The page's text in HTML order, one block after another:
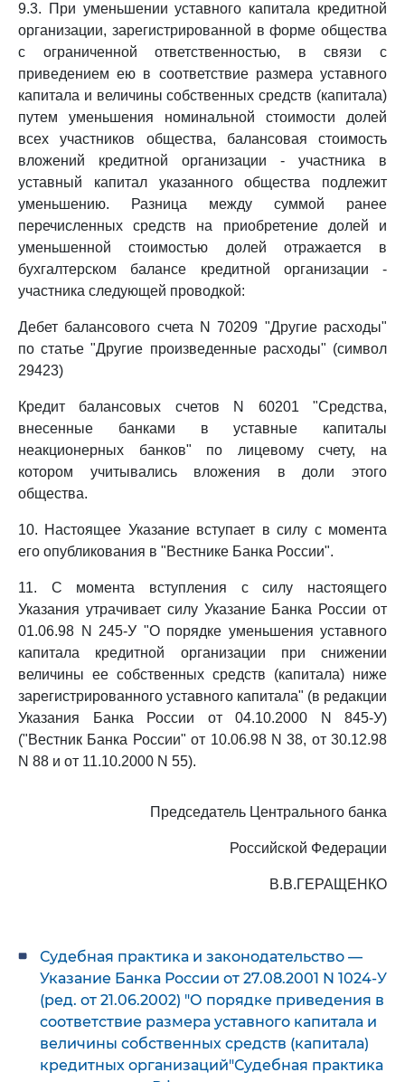
9.3. При уменьшении уставного капитала кредитной
организации, зарегистрированной в форме общества
с ограниченной ответственностью, в связи с
приведением ею в соответствие размера уставного
капитала и величины собственных средств (капитала)
путем уменьшения номинальной стоимости долей
всех участников общества, балансовая стоимость
вложений кредитной организации - участника в
уставный капитал указанного общества подлежит
уменьшению. Разница между суммой ранее
перечисленных средств на приобретение долей и
уменьшенной стоимостью долей отражается в
бухгалтерском балансе кредитной организации -
участника следующей проводкой:
Дебет балансового счета N 70209 "Другие расходы"
по статье "Другие произведенные расходы" (символ
29423)
Кредит балансовых счетов N 60201 "Средства,
внесенные банками в уставные капиталы
неакционерных банков" по лицевому счету, на
котором учитывались вложения в доли этого
общества.
10. Настоящее Указание вступает в силу с момента
его опубликования в "Вестнике Банка России".
11. С момента вступления с силу настоящего
Указания утрачивает силу Указание Банка России от
01.06.98 N 245-У "О порядке уменьшения уставного
капитала кредитной организации при снижении
величины ее собственных средств (капитала) ниже
зарегистрированного уставного капитала" (в редакции
Указания Банка России от 04.10.2000 N 845-У)
("Вестник Банка России" от 10.06.98 N 38, от 30.12.98
N 88 и от 11.10.2000 N 55).
Председатель Центрального банка
Российской Федерации
В.В.ГЕРАЩЕНКО
Судебная практика и законодательство —
Указание Банка России от 27.08.2001 N 1024-У
(ред. от 21.06.2002) "О порядке приведения в
соответствие размера уставного капитала и
величины собственных средств (капитала)
кредитных организаций"Судебная практика